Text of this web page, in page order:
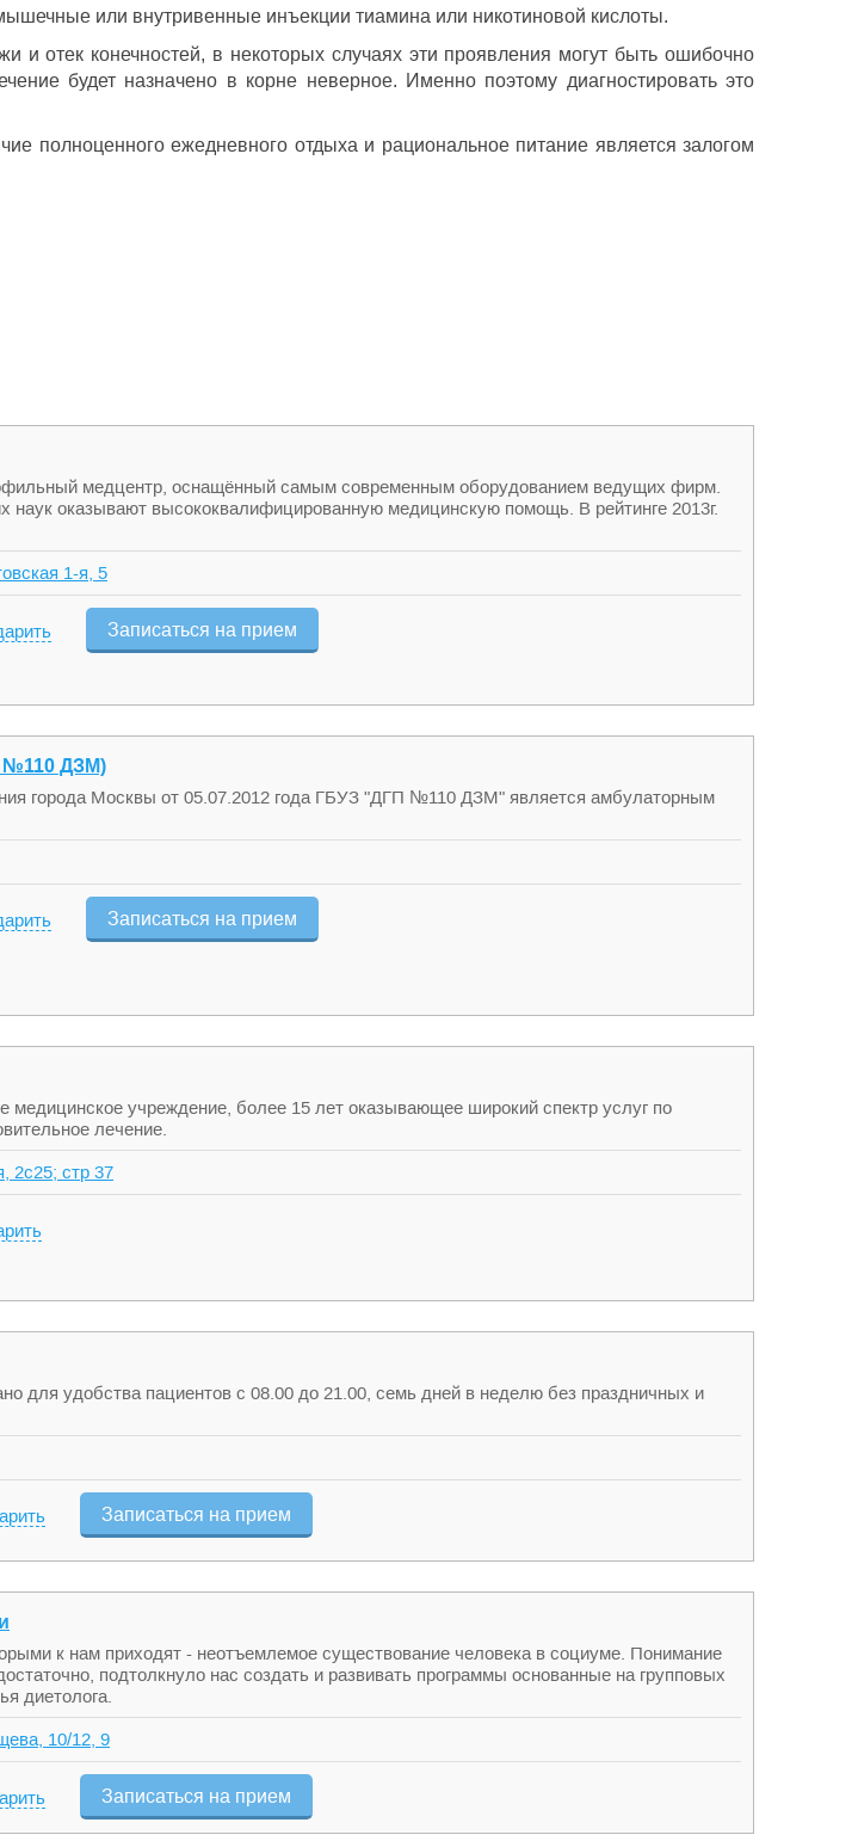
или внутривенные инъекции тиамина или никотиновой кислоты.
и отек конечностей, в некоторых случаях эти проявления могут быть ошибочно
будет назначено в корне неверное. Именно поэтому диагностировать это
полноценного ежедневного отдыха и рациональное питание является залогом
медцентр, оснащённый самым современным оборудованием ведущих фирм.
наук оказывают высококвалифицированную медицинскую помощь. В рейтинге 2013г.
1-я, 5
Записаться на прием
№110 ДЗМ)
города Москвы от 05.07.2012 года ГБУЗ "ДГП №110 ДЗМ" является амбулаторным
Записаться на прием
медицинское учреждение, более 15 лет оказывающее широкий спектр услуг по
лечение.
2с25; стр 37
для удобства пациентов с 08.00 до 21.00, семь дней в неделю без праздничных и
Записаться на прием
к нам приходят - неотъемлемое существование человека в социуме. Понимание
подтолкнуло нас создать и развивать программы основанные на групповых
диетолога.
10/12, 9
Записаться на прием